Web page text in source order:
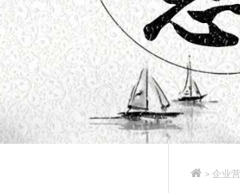
> 企业